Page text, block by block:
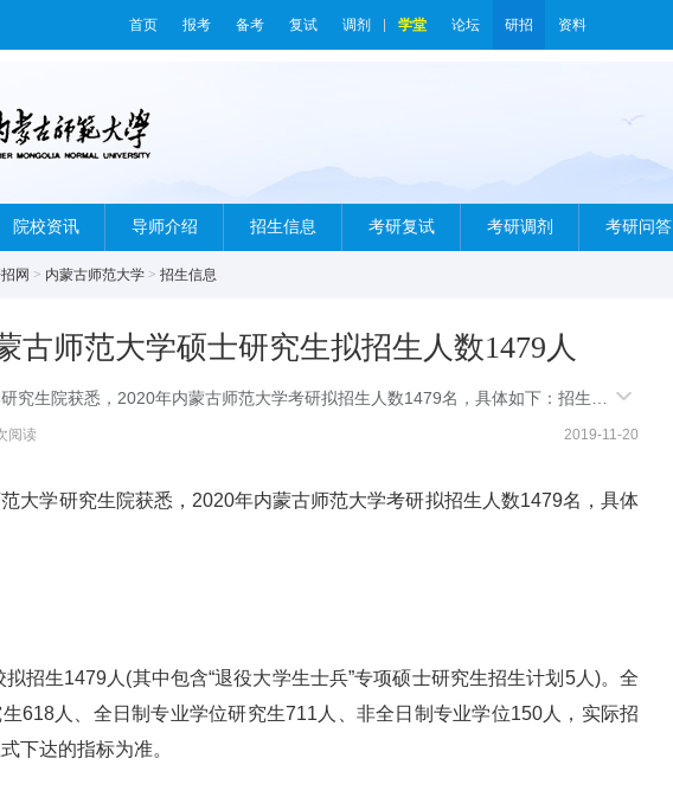
首页 报考 备考 复试 调剂 学堂 论坛 研招 资料
院校资讯 导师介绍 招生信息 考研复试 考研调剂 考研问答
网 > 内蒙古师范大学 > 招生信息
古师范大学硕士研究生拟招生人数1479人
究生院获悉，2020年内蒙古师范大学考研拟招生人数1479名，具体如下：招生名
阅读 2019-11-20
学研究生院获悉，2020年内蒙古师范大学考研拟招生人数1479名，具体
生1479人(其中包含“退役大学生士兵”专项硕士研究生招生计划5人)。全
618人、全日制专业学位研究生711人、非全日制专业学位150人，实际招
下达的指标为准。